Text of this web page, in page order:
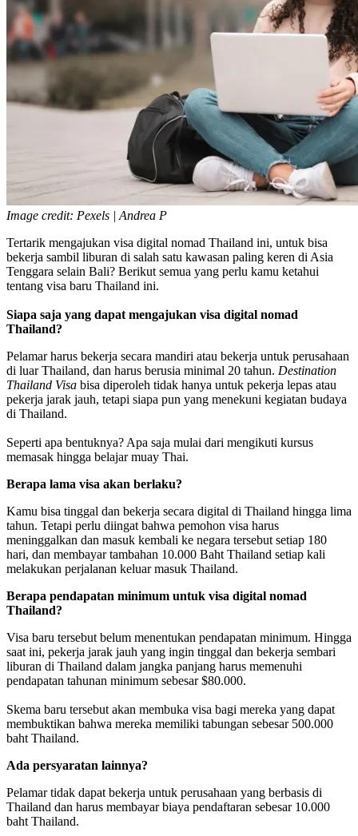
Image credit: Pexels | Andrea P
Tertarik mengajukan visa digital nomad Thailand ini, untuk bisa
bekerja sambil liburan di salah satu kawasan paling keren di Asia
Tenggara selain Bali? Berikut semua yang perlu kamu ketahui
tentang visa baru Thailand ini.
Siapa saja yang dapat mengajukan visa digital nomad
Thailand?
Pelamar harus bekerja secara mandiri atau bekerja untuk perusahaan
di luar Thailand, dan harus berusia minimal 20 tahun. Destination
Thailand Visa bisa diperoleh tidak hanya untuk pekerja lepas atau
pekerja jarak jauh, tetapi siapa pun yang menekuni kegiatan budaya
di Thailand.
Seperti apa bentuknya? Apa saja mulai dari mengikuti kursus
memasak hingga belajar muay Thai.
Berapa lama visa akan berlaku?
Kamu bisa tinggal dan bekerja secara digital di Thailand hingga lima
tahun. Tetapi perlu diingat bahwa pemohon visa harus
meninggalkan dan masuk kembali ke negara tersebut setiap 180
hari, dan membayar tambahan 10.000 Baht Thailand setiap kali
melakukan perjalanan keluar masuk Thailand.
Berapa pendapatan minimum untuk visa digital nomad
Thailand?
Visa baru tersebut belum menentukan pendapatan minimum. Hingga
saat ini, pekerja jarak jauh yang ingin tinggal dan bekerja sembari
liburan di Thailand dalam jangka panjang harus memenuhi
pendapatan tahunan minimum sebesar $80.000.
Skema baru tersebut akan membuka visa bagi mereka yang dapat
membuktikan bahwa mereka memiliki tabungan sebesar 500.000
baht Thailand.
Ada persyaratan lainnya?
Pelamar tidak dapat bekerja untuk perusahaan yang berbasis di
Thailand dan harus membayar biaya pendaftaran sebesar 10.000
baht Thailand.